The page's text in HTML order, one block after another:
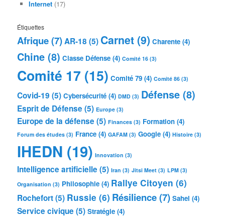
Internet(17)
Étiquettes
Afrique(7)AR-18 (5) Carnet(9) Charente (4)
Chine (8) Classe Défense (4) Comité 16 (3)
Comité 17 (15) Comité 79 (4) Comité 86 (3)
Covid-19 (5) Cybersécurité (4) DMD (3) Défense (8)
Esprit de Défense (5) Europe (3)
Europe de la défense (5) Finances (3) Formation (4)
Forum des études (3) France (4) GAFAM (3) Google (4) Histoire (3)
IHEDN (19) Innovation (3)
Intelligence artificielle (5) Iran (3) Jitsi Meet (3) LPM (3)
Organisation (3) Philosophie (4) Rallye Citoyen (6)
Rochefort(5) Russie (6) Résilience(7) Sahel (4)
Service civique (5) Stratégie (4)